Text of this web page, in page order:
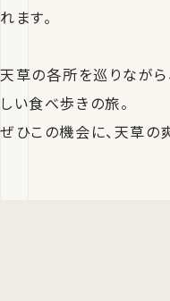
れます。
天草の各所を巡りながら
しい食べ歩きの旅。
ぜひこの機会に、天草の